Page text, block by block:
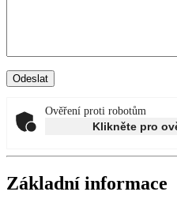
Ověření proti robotům
Klikněte pro
Základní informace